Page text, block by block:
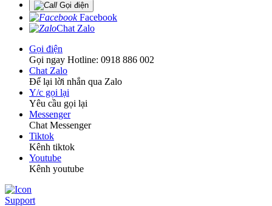
Gọi điện
Facebook
Chat Zalo
Gọi điện
Gọi ngay Hotline: 0918 886 002
Chat Zalo
Để lại lời nhắn qua Zalo
Y/c gọi lại
Yêu cầu gọi lại
Messenger
Chat Messenger
Tiktok
Kênh tiktok
Youtube
Kênh youtube